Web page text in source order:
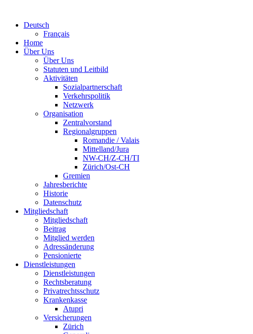
Deutsch
Français
Home
Über Uns
Über Uns
Statuten und Leitbild
Aktivitäten
Sozialpartnerschaft
Verkehrspolitik
Netzwerk
Organisation
Zentralvorstand
Regionalgruppen
Romandie / Valais
Mittelland/Jura
NW-CH/Z-CH/TI
Zürich/Ost-CH
Gremien
Jahresberichte
Historie
Datenschutz
Mitgliedschaft
Mitgliedschaft
Beitrag
Mitglied werden
Adressänderung
Pensionierte
Dienstleistungen
Dienstleistungen
Rechtsberatung
Privatrechtsschutz
Krankenkasse
Atupri
Versicherungen
Zürich